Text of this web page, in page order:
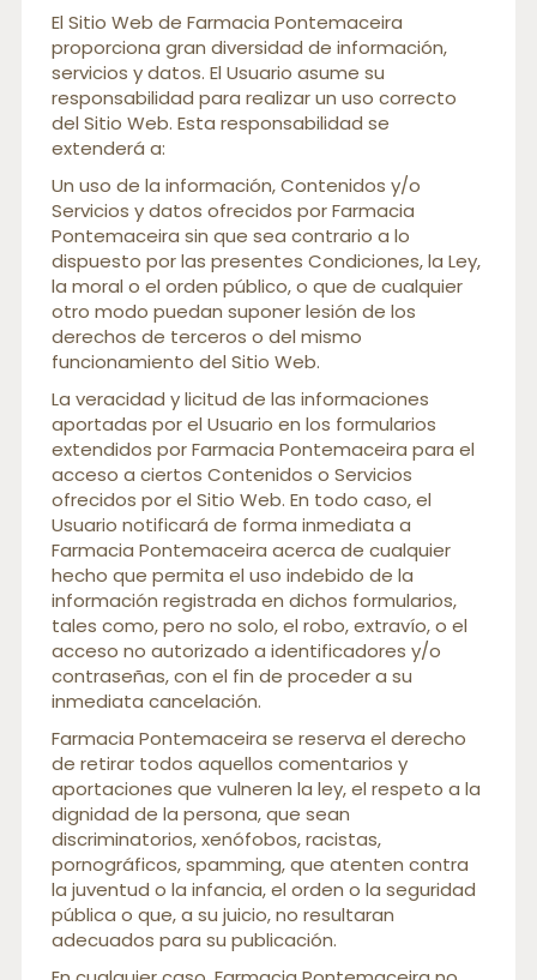
El Sitio Web de Farmacia Pontemaceira
proporciona gran diversidad de información,
servicios y datos. El Usuario asume su
responsabilidad para realizar un uso correcto
del Sitio Web. Esta responsabilidad se
extenderá a:
Un uso de la información, Contenidos y/o
Servicios y datos ofrecidos por Farmacia
Pontemaceira sin que sea contrario a lo
dispuesto por las presentes Condiciones, la Ley,
la moral o el orden público, o que de cualquier
otro modo puedan suponer lesión de los
derechos de terceros o del mismo
funcionamiento del Sitio Web.
La veracidad y licitud de las informaciones
aportadas por el Usuario en los formularios
extendidos por Farmacia Pontemaceira para el
acceso a ciertos Contenidos o Servicios
ofrecidos por el Sitio Web. En todo caso, el
Usuario notificará de forma inmediata a
Farmacia Pontemaceira acerca de cualquier
hecho que permita el uso indebido de la
información registrada en dichos formularios,
tales como, pero no solo, el robo, extravío, o el
acceso no autorizado a identificadores y/o
contraseñas, con el fin de proceder a su
inmediata cancelación.
Farmacia Pontemaceira se reserva el derecho
de retirar todos aquellos comentarios y
aportaciones que vulneren la ley, el respeto a la
dignidad de la persona, que sean
discriminatorios, xenófobos, racistas,
pornográficos, spamming, que atenten contra
la juventud o la infancia, el orden o la seguridad
pública o que, a su juicio, no resultaran
adecuados para su publicación.